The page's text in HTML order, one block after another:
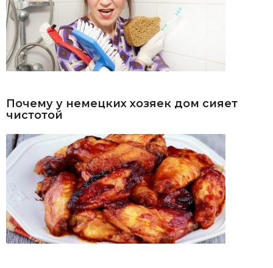
Почему у немецких хозяек дом сияет
чистотой